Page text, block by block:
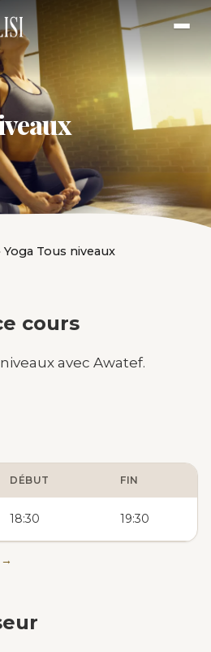
Yoga Tous niveaux
cours
avec Awatef.
DÉBUT FIN
18:30 19:30
→